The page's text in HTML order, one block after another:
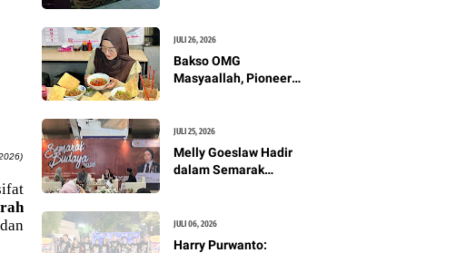
JULI 26, 2026
Bakso OMG
Masyaallah, Pioneer
dengan Kuah
Perpaduan Oriental
dan Pho Vietnam
JULI 25, 2026
Melly Goeslaw Hadir
dalam Semarak
Lewat Seni
JULI 06, 2026
Harry Purwanto: